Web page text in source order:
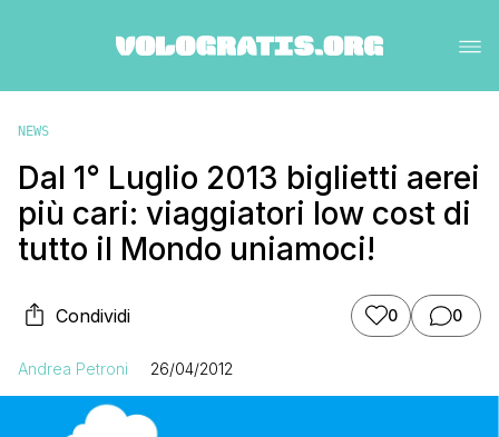
NEWS
Dal 1° Luglio 2013 biglietti aerei
più cari: viaggiatori low cost di
tutto il Mondo uniamoci!
Condividi 0 0
Andrea Petroni 26/04/2012